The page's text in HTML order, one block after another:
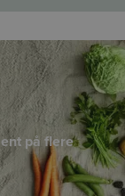
på flere
data og den